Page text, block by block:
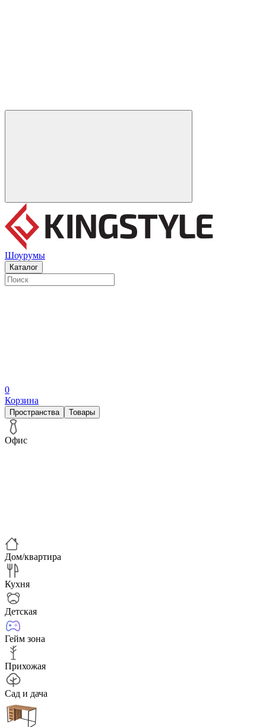
Шоурумы
Каталог
0
Корзина
Пространства Товары
Офис
Дом/квартира
Кухня
Детская
Гейм зона
Прихожая
Сад и дача